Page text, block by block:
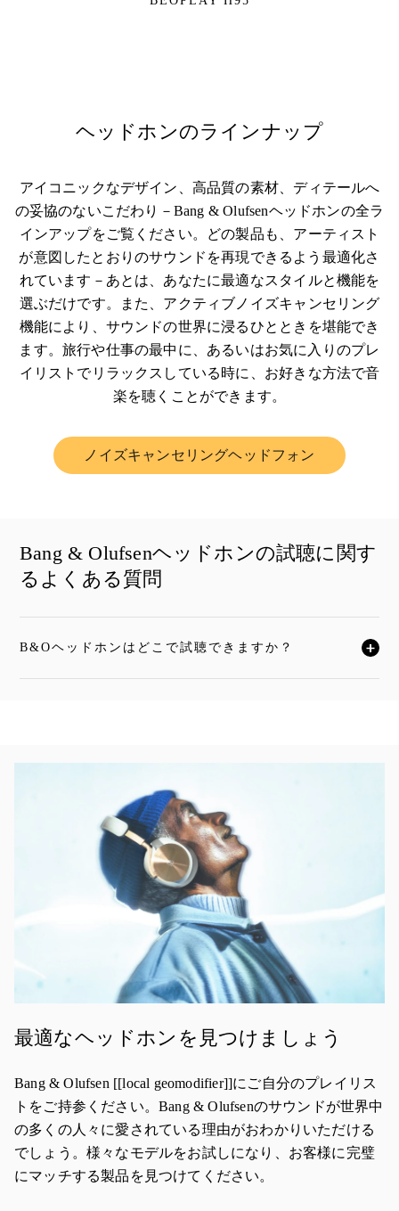
ヘッドホンのラインナップ
アイコニックなデザイン、高品質の素材、ディテールへ
の妥協のないこだわり－Bang & Olufsenヘッドホンの全ラ
インアップをご覧ください。どの製品も、アーティスト
が意図したとおりのサウンドを再現できるよう最適化さ
れています－あとは、あなたに最適なスタイルと機能を
選ぶだけです。また、アクティブノイズキャンセリング
機能により、サウンドの世界に浸るひとときを堪能でき
ます。旅行や仕事の最中に、あるいはお気に入りのプレ
イリストでリラックスしている時に、お好きな方法で音
楽を聴くことができます。
ノイズキャンセリングヘッドフォン
Link Opens in New Tab
Bang & Olufsenヘッドホンの試聴に関す
るよくある質問
B&Oヘッドホンはどこで試聴できますか？
クリックすると全文がお読みいただけます
最適なヘッドホンを見つけましょう
Bang & Olufsen [[local geomodifier]]にご自分のプレイリス
トをご持参ください。Bang & Olufsenのサウンドが世界中
の多くの人々に愛されている理由がおわかりいただける
でしょう。様々なモデルをお試しになり、お客様に完璧
にマッチする製品を見つけてください。